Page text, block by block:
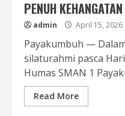
PENUH
admin April 15, 2026
Payakumbuh —
silaturahmi pasca
Humas SMAN 1
Read More